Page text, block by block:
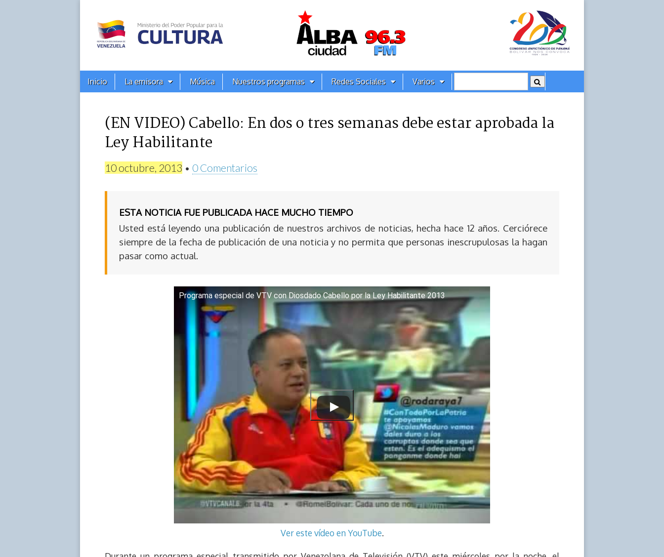
Alba
Ciudad
96.3
FM
Menú
principal
Inicio La emisora Música Nuestros programas Redes Sociales Varios
(EN VIDEO) Cabello: En dos o tres semanas debe estar aprobada la
Ley Habilitante
10 octubre, 2013 • 0 Comentarios
ESTA NOTICIA FUE PUBLICADA HACE MUCHO TIEMPO
Usted está leyendo una publicación de nuestros archivos de noticias, hecha hace 12 años. Cerciórece
siempre de la fecha de publicación de una noticia y no permita que personas inescrupulosas la hagan
pasar como actual.
Programa especial de VTV con Diosdado Cabello por la Ley Habilitante 2013
Ver este vídeo en YouTube.